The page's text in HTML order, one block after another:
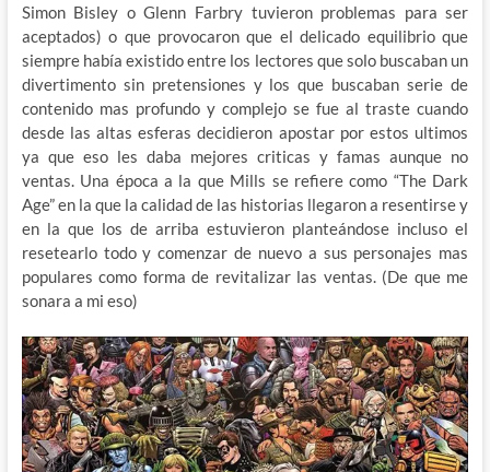
Simon Bisley o Glenn Farbry tuvieron problemas para ser
aceptados) o que provocaron que el delicado equilibrio que
siempre había existido entre los lectores que solo buscaban un
divertimento sin pretensiones y los que buscaban serie de
contenido mas profundo y complejo se fue al traste cuando
desde las altas esferas decidieron apostar por estos ultimos
ya que eso les daba mejores criticas y famas aunque no
ventas. Una época a la que Mills se refiere como “The Dark
Age” en la que la calidad de las historias llegaron a resentirse y
en la que los de arriba estuvieron planteándose incluso el
resetearlo todo y comenzar de nuevo a sus personajes mas
populares como forma de revitalizar las ventas. (De que me
sonara a mi eso)